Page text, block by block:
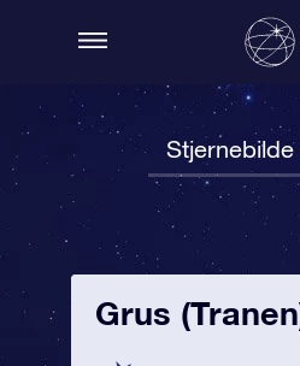
Stjernebilde
Grus